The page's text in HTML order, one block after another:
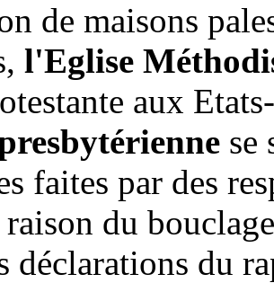
de maisons
l'Eglise
aux
se
faites par des
du
déclarations du